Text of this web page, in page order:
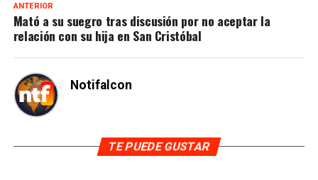
ANTERIOR
Mató a su suegro tras discusión por no aceptar la
relación con su hija en San Cristóbal
Notifalcon
TE PUEDE GUSTAR